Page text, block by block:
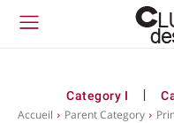
Category I
Accueil Parent Category